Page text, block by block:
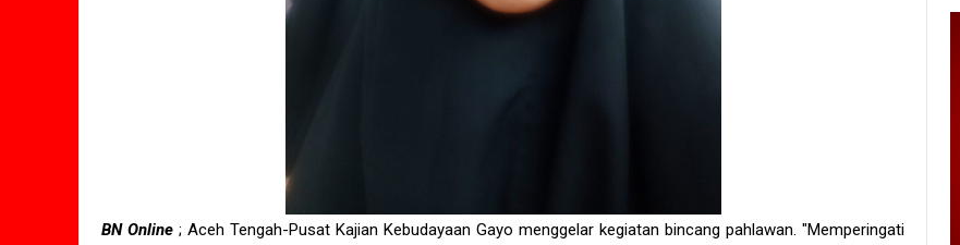
BN Online ; Aceh Tengah-Pusat Kajian Kebudayaan Gayo menggelar kegiatan bincang pahlawan. "Memperingati